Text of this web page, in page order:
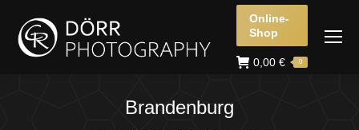
Online-
Shop
0,00 € 0
Brandenburg